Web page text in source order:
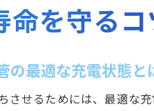
命を守る
の最適な充電状態と
させるためには、最適な